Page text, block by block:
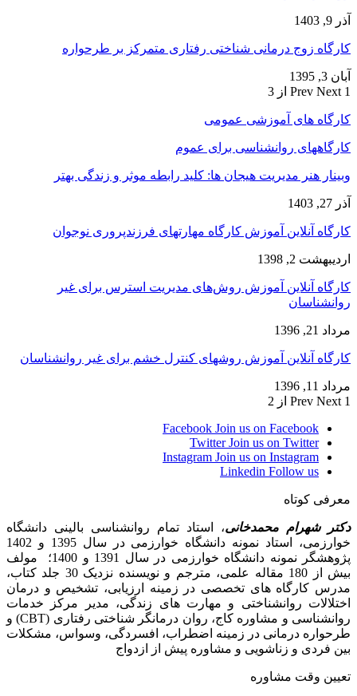
آذر 9, 1403
کارگاه زوج‌ درمانی شناختی رفتاری متمرکز بر طرحواره
آبان 3, 1395
Prev Next 1 از 3
کارگاه های آموزشی عمومی
کارگاههای روانشناسی برای عموم
وبینار هنر مدیریت هیجان ها: کلید رابطه موثر و زندگی بهتر
آذر 27, 1403
کارگاه آنلاین آموزش کارگاه مهارتهای فرزندپروری نوجوان
اردیبهشت 2, 1398
کارگاه آنلاین آموزش روش‌های مدیریت استرس برای غیر
روانشناسان
مرداد 21, 1396
کارگاه آنلاین آموزش روشهای کنترل خشم برای غیر روانشناسان
مرداد 11, 1396
Prev Next 1 از 2
Facebook Join us on Facebook
Twitter Join us on Twitter
Instagram Join us on Instagram
Linkedin Follow us
معرفی کوتاه
دکتر شهرام محمدخانی، استاد تمام روانشناسی بالینی دانشگاه
خوارزمی، استاد نمونه دانشگاه خوارزمی در سال 1395 و 1402
پژوهشگر نمونه دانشگاه خوارزمی در سال 1391 و 1400؛ مولف
بیش از 180 مقاله علمی، مترجم و نویسنده نزدیک 30 جلد کتاب،
مدرس کارگاه­ های تخصصی در زمینه ارزیابی، تشخیص و درمان
اختلالات روانشناختی و مهارت های زندگی، مدیر مرکز خدمات
روانشناسی و مشاوره کاج، روان­ درمانگر شناختی رفتاری (CBT) و
طرحواره درمانی در زمینه اضطراب، افسردگی، وسواس، مشکلات
بین فردی و زناشویی و مشاوره پیش از ازدواج
تعیین وقت مشاوره